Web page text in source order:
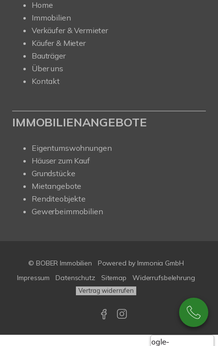
Home
Immobilien
Verkäufer & Vermieter
Käufer & Mieter
Bauträger
Über uns
Kontakt
IMMOBILIENANGEBOTE
Eigentumswohnungen
Häuser zum Kauf
Grundstücke
Mietangebote
Renditeobjekte
Gewerbeimmobilien
© BOBER Immobilien Powered by Immonia GmbH
Impressum
Datenschutz Sitemap Widerrufsbelehrung
Vertrag widerrufen
Google-